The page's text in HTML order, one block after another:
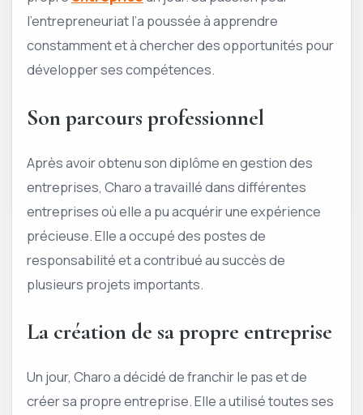
l’entrepreneuriat l’a poussée à apprendre
constamment et à chercher des opportunités pour
développer ses compétences.
Son parcours professionnel
Après avoir obtenu son diplôme en gestion des
entreprises, Charo a travaillé dans différentes
entreprises où elle a pu acquérir une expérience
précieuse. Elle a occupé des postes de
responsabilité et a contribué au succès de
plusieurs projets importants.
La création de sa propre entreprise
Un jour, Charo a décidé de franchir le pas et de
créer sa propre entreprise. Elle a utilisé toutes ses